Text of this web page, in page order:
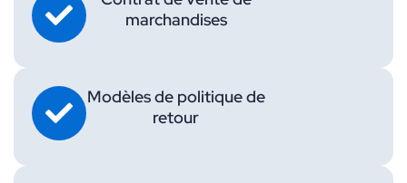
marchandises
Modèles de politique de
retour